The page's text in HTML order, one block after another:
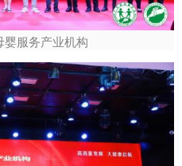
婴服务产业机构